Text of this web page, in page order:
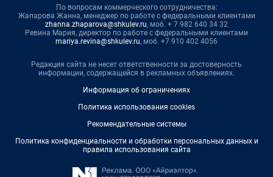
По вопросам коммерческого сотрудничества:
Жапарова Жанна, менеджер по работе с федеральными клиентами
zhanna.zhaparova@shkulev.ru, моб. + 7 982 640 34 32
Ревина Мария, директор по работе с федеральными клиентами
mariya.revina@shkulev.ru, моб. +7 910 402 4056
Редакция сайта не несет ответственности за достоверность
информации, содержащейся в рекламных объявлениях.
Информация об ограничениях
Политика использования cookies
Рекомендательные системы
Политика конфиденциальности и обработки персональных данных и
правила использования сайта